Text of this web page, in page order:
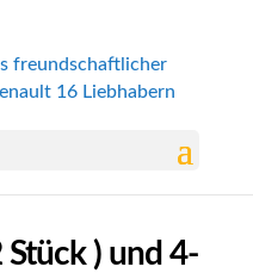
Stück ) und 4-